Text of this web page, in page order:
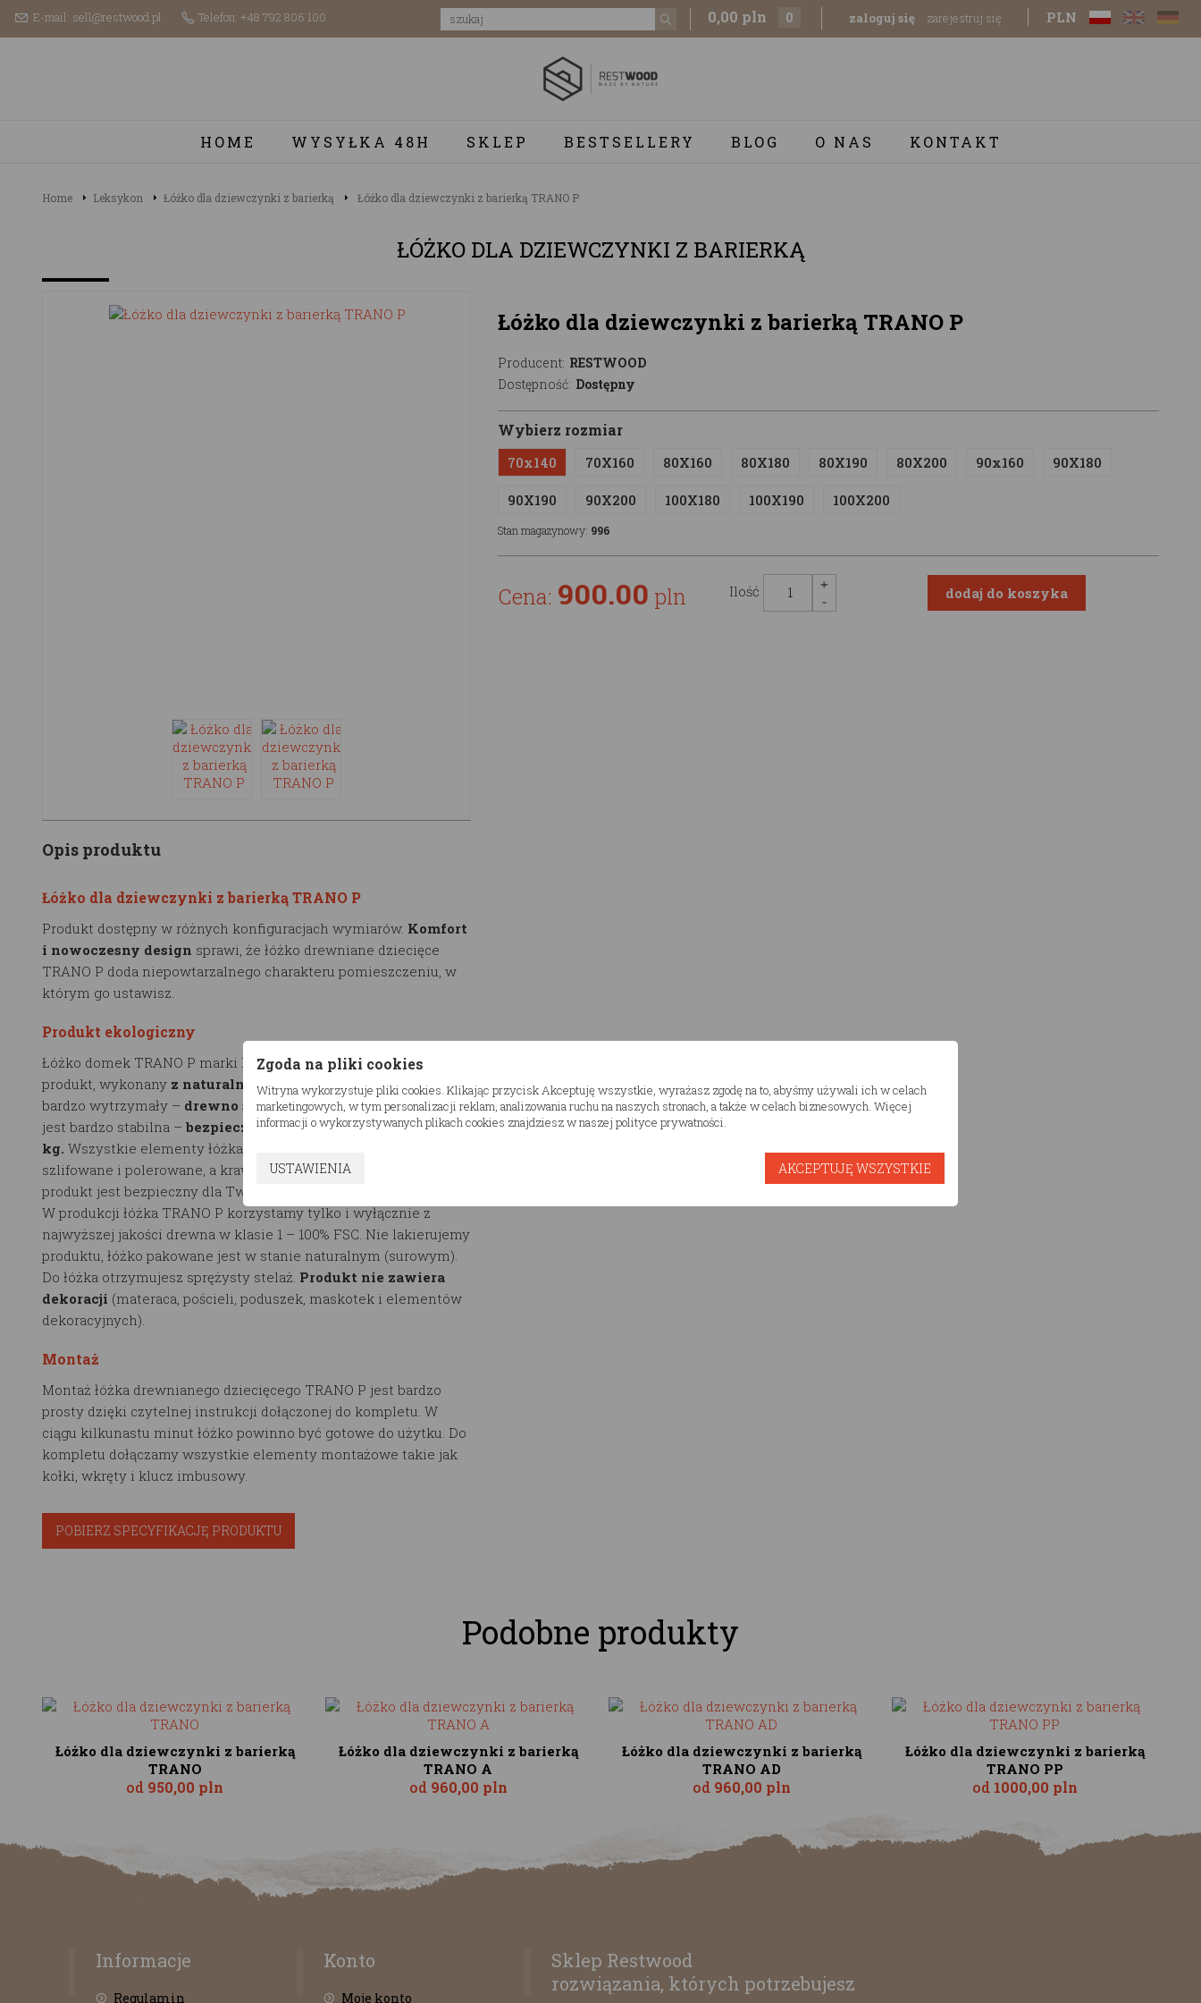
E-mail: sell@restwood.pl Telefon: +48 792 806 100 0,00 pln 0 zaloguj się zarejestruj się PLN
HOME WYSYŁKA 48H SKLEP BESTSELLERY BLOG O NAS KONTAKT
Home Leksykon Łóżko dla dziewczynki z barierką Łóżko dla dziewczynki z barierką TRANO P
ŁÓŻKO DLA DZIEWCZYNKI Z BARIERKĄ
Opis produktu
Łóżko dla dziewczynki z barierką TRANO P
Produkt dostępny w różnych konfiguracjach wymiarów. Komfort
i nowoczesny design sprawi, że łóżko drewniane dziecięce
TRANO P doda niepowtarzalnego charakteru pomieszczeniu, w
którym go ustawisz.
Produkt ekologiczny
Łóżko domek TRANO P marki RESTWOOD to ekologiczny
produkt, wykonany z naturalnego drewna
. Użyty materiał jest
bardzo wytrzymały – drewno sosnowe, klejone.Konstrukcja
jest bardzo stabilna – bezpieczne obciążenie wynosi do 100
kg. Wszystkie elementy łóżka drewnianego dziecięcego są
szlifowane i polerowane, a krawędzie są zaokrąglane przez co
produkt jest bezpieczny dla Twojego dziecka.
W produkcji łóżka TRANO P korzystamy tylko i wyłącznie z
najwyższej jakości drewna w klasie 1 – 100% FSC. Nie lakierujemy
produktu, łóżko pakowane jest w stanie naturalnym (surowym).
Do łóżka otrzymujesz sprężysty stelaż. Produkt nie zawiera
dekoracji (materaca, pościeli, poduszek, maskotek i elementów
dekoracyjnych).
Montaż
Montaż łóżka drewnianego dziecięcego TRANO P jest bardzo
prosty dzięki czytelnej instrukcji dołączonej do kompletu. W
ciągu kilkunastu minut łóżko powinno być gotowe do użytku. Do
kompletu dołączamy wszystkie elementy montażowe takie jak
kołki, wkręty i klucz imbusowy.
POBIERZ SPECYFIKACJĘ PRODUKTU
Łóżko dla dziewczynki z barierką TRANO P
Producent: RESTWOOD
Dostępność: Dostępny
Wybierz rozmiar
70x140 70X160 80X160 80X180 80X190 80X200 90x160 90X180
90X190 90X200 100X180 100X190 100X200
Stan magazynowy: 996
Cena: 900.00 pln Ilość
Podobne produkty
Łóżko dla dziewczynki z barierką
TRANO
od 950,00 pln
Łóżko dla dziewczynki z barierką
TRANO A
od 960,00 pln
Łóżko dla dziewczynki z barierką
TRANO AD
od 960,00 pln
Łóżko dla dziewczynki z barierką
TRANO PP
od 1000,00 pln
Informacje
Regulamin
Konto
Moje konto
Sklep Restwood
rozwiązania, których potrzebujesz
Zgoda na pliki cookies
Witryna wykorzystuje pliki cookies. Klikając przycisk Akceptuję wszystkie, wyrażasz zgodę na to, abyśmy używali ich w celach
marketingowych, w tym personalizacji reklam, analizowania ruchu na naszych stronach, a także w celach biznesowych. Więcej
informacji o wykorzystywanych plikach cookies znajdziesz w naszej polityce prywatności.
USTAWIENIA AKCEPTUJĘ WSZYSTKIE